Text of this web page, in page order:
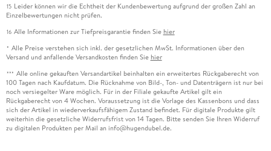
15 Leider können wir die Echtheit der Kundenbewertung aufgrund der großen Zahl an
Einzelbewertungen nicht prüfen.
16 Alle Informationen zur Tiefpreisgarantie finden Sie hier
* Alle Preise verstehen sich inkl. der gesetzlichen MwSt. Informationen über den
Versand und anfallende Versandkosten finden Sie hier
*** Alle online gekauften Versandartikel beinhalten ein erweitertes Rückgaberecht von
100 Tagen nach Kaufdatum. Die Rücknahme von Bild-, Ton- und Datenträgern ist nur bei
noch versiegelter Ware möglich. Für in der Filiale gekaufte Artikel gilt ein
Rückgaberecht von 4 Wochen. Voraussetzung ist die Vorlage des Kassenbons und dass
sich der Artikel in wiederverkaufsfähigem Zustand befindet. Für digitale Produkte gilt
weiterhin die gesetzliche Widerrufsfrist von 14 Tagen. Bitte senden Sie Ihren Widerruf
zu digitalen Produkten per Mail an info@hugendubel.de.